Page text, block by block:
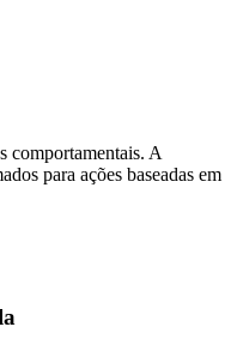
comportamentais. A
para ações baseadas em